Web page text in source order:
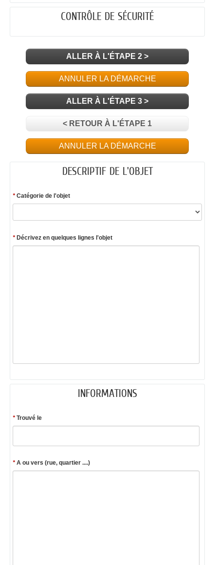
CONTRÔLE DE SÉCURITÉ
ALLER À L'ÉTAPE 2 >
ANNULER LA DÉMARCHE
ALLER À L'ÉTAPE 3 >
< RETOUR À L'ÉTAPE 1
ANNULER LA DÉMARCHE
DESCRIPTIF DE L'OBJET
*Catégorie de l'objet
*Décrivez en quelques lignes l'objet
INFORMATIONS
*Trouvé le
*A ou vers (rue, quartier ....)